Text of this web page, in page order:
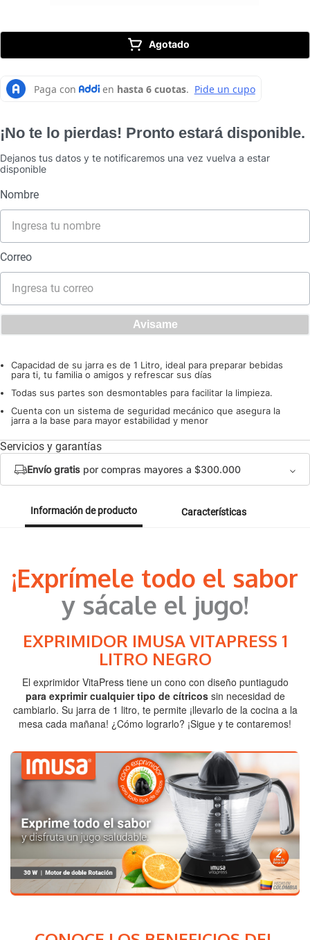
Agotado
¡No te lo pierdas! Pronto estará disponible.
Dejanos tus datos y te notificaremos una vez vuelva a estar
disponible
Capacidad de su jarra es de 1 Litro, ideal para preparar bebidas
para ti, tu familia o amigos y refrescar sus días
Todas sus partes son desmontables para facilitar la limpieza.
Cuenta con un sistema de seguridad mecánico que asegura la
jarra a la base para mayor estabilidad y menor
Servicios y garantías
Envío gratis por compras mayores a $300.000
Información de producto Características